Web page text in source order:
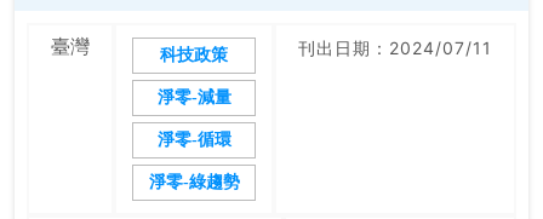
臺灣 科技政策
淨零-減量
淨零-循環
淨零-綠趨勢
刊出日期：2024/07/11